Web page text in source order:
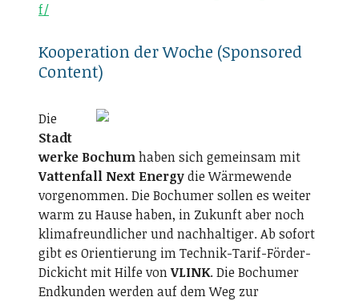
f/
Kooperation der Woche (Sponsored
Content)
Die
Stadt
werke Bochumhaben sich gemeinsam mit
Vattenfall Next Energydie Wärmewende
vorgenommen. Die Bochumer sollen es weiter
warm zu Hause haben, in Zukunft aber noch
klimafreundlicher und nachhaltiger. Ab sofort
gibt es Orientierung im Technik-Tarif-Förder-
Dickicht mit Hilfe vonVLINK. Die Bochumer
Endkunden werden auf dem Weg zur